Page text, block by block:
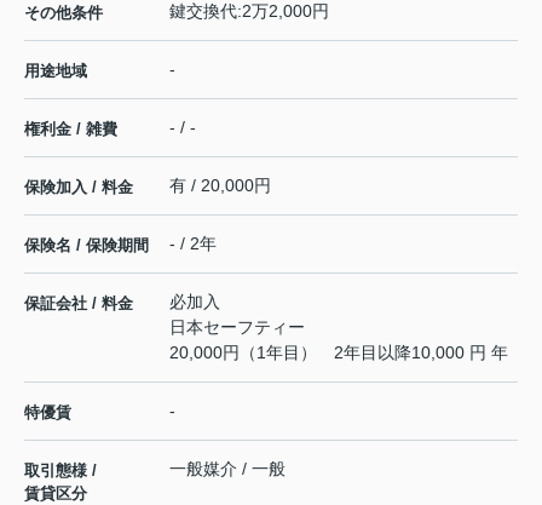
その他条件 鍵交換代:2万2,000円
用途地域 -
権利金 / 雑費 - / -
保険加入 / 料金 有 / 20,000円
保険名 / 保険期間 - / 2年
保証会社 / 料金
必加入
日本セーフティー
20,000円（1年目） 2年目以降10,000 円 年
特優賃 -
取引態様 /
賃貸区分
一般媒介 / 一般